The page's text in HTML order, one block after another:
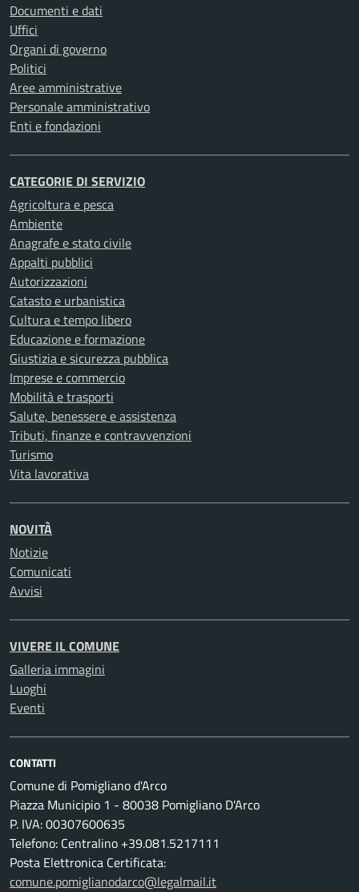
Documenti e dati
Uffici
Organi di governo
Politici
Aree amministrative
Personale amministrativo
Enti e fondazioni
CATEGORIE DI SERVIZIO
Agricoltura e pesca
Ambiente
Anagrafe e stato civile
Appalti pubblici
Autorizzazioni
Catasto e urbanistica
Cultura e tempo libero
Educazione e formazione
Giustizia e sicurezza pubblica
Imprese e commercio
Mobilità e trasporti
Salute, benessere e assistenza
Tributi, finanze e contravvenzioni
Turismo
Vita lavorativa
NOVITÀ
Notizie
Comunicati
Avvisi
VIVERE IL COMUNE
Galleria immagini
Luoghi
Eventi
CONTATTI
Comune di Pomigliano d'Arco
Piazza Municipio 1 - 80038 Pomigliano D'Arco
P. IVA: 00307600635
Telefono: Centralino +39.081.5217111
Posta Elettronica Certificata:
comune.pomiglianodarco@legalmail.it